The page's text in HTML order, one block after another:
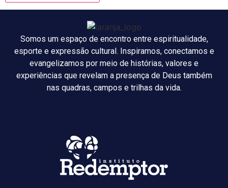
Somos um espaço de encontro entre espiritualidade,
esporte e expressão cultural. Inspiramos, conectamos e
evangelizamos por meio de histórias, valores e
experiências que revelam a presença de Deus também
nas quadras, campos e trilhas da vida.